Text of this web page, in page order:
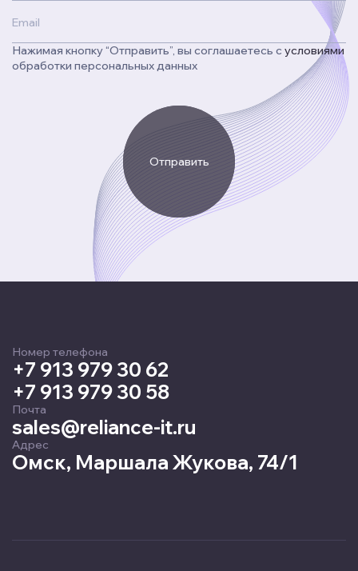
Email
Нажимая кнопку “Отправить”, вы соглашаетесь с условиями
обработки персональных данных
Отправить
Номер телефона
+7 913 979 30 62
+7 913 979 30 58
Почта
sales@reliance-it.ru
Адрес
Омск, Маршала Жукова, 74/1